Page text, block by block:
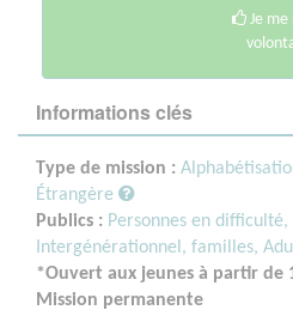
Je me
Informations clés
Type de mission :
Étrangère
Publics : Personnes en difficulté,
Intergénérationnel, familles,
*Ouvert aux jeunes à partir de
Mission permanente